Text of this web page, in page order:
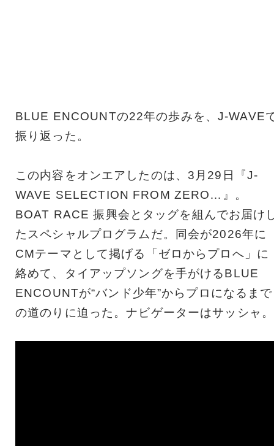
BLUE ENCOUNTの22年の歩みを、J-WAVE
振り返った。
この内容をオンエアしたのは、3月29日『J-
WAVE SELECTION FROM ZERO…』。
BOAT RACE 振興会とタッグを組んでお届け
たスペシャルプログラムだ。同会が2026年に
CMテーマとして掲げる「ゼロからプロへ」に
絡めて、タイアップソングを手がけるBLUE
ENCOUNTが“バンド少年”からプロになるまで
の道のりに迫った。ナビゲーターはサッシャ。